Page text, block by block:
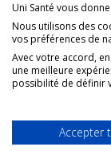
Uni Santé vous
Nous utilisons des
vos préférences de
Avec votre accord,
une meilleure
possibilité de définir
Accepter